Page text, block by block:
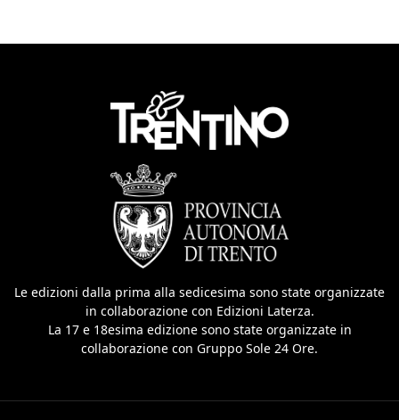
Le edizioni dalla prima alla sedicesima sono state organizzate
in collaborazione con Edizioni Laterza.
La 17 e 18esima edizione sono state organizzate in
collaborazione con Gruppo Sole 24 Ore.